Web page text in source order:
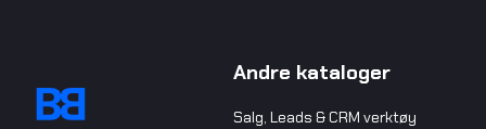
Andre kataloger
Salg, Leads & CRM verktøy